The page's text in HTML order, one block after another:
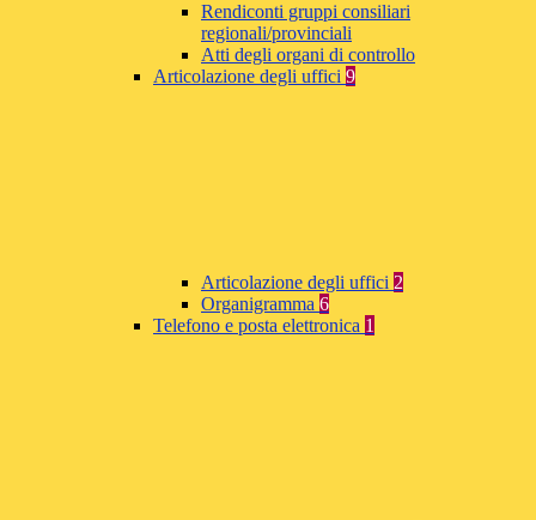
Rendiconti gruppi consiliari
regionali/provinciali
Atti degli organi di controllo
Articolazione degli uffici 9
Articolazione degli uffici 2
Organigramma 6
Telefono e posta elettronica 1